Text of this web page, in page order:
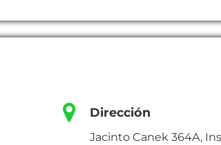
Dirección
Jacinto Canek 364A,